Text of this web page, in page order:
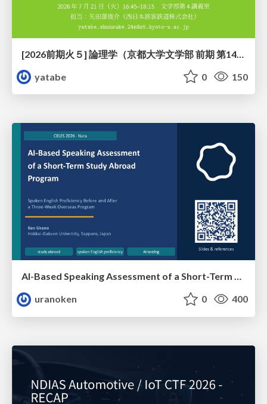
yatabe
0 150
AI-Based Speaking Assessment of a Short-Term Study Abroad Program
uranoken
0 400